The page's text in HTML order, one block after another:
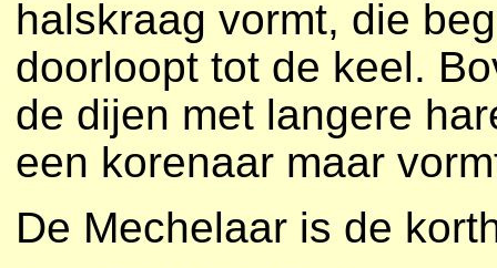
halskraag vormt, die
doorloopt tot de keel.
de dijen met langere
een korenaar maar
De Mechelaar is de